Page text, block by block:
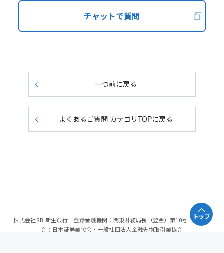
チャットで質問
一つ前に戻る
よくあるご質問 カテゴリTOPに戻る
株式会社SBI新生銀行 登録金融機関：関東財務局長（登金）第10号 加入協
会：日本証券業協会・一般社団法人金融先物取引業協会
トップ